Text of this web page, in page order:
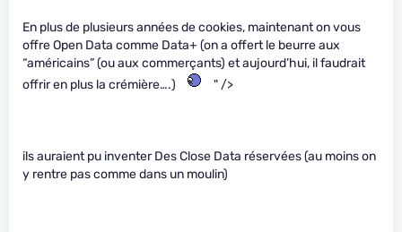
En plus de plusieurs années de cookies, maintenant on vous
offre Open Data comme Data+ (on a offert le beurre aux
“américains” (ou aux commerçants) et aujourd’hui, il faudrait
offrir en plus la crémière….)
" />
ils auraient pu inventer Des Close Data réservées (au moins on
y rentre pas comme dans un moulin)